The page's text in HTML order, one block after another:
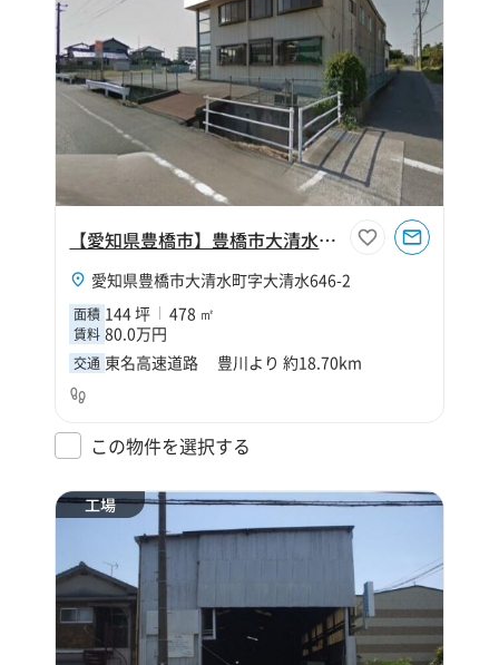
【愛知県豊橋市】豊橋市大清水町字大清水144坪工場
愛知県豊橋市大清水町字大清水646-2
面積 144 坪 478 ㎡
賃料 80.0万円
交通 東名高速道路 豊川より 約18.70km
この物件を選択する
工場